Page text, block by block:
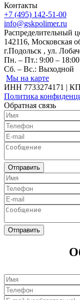
Контакты
+7 (495) 142-51-00
info@gskpolimer.ru
Распределительный
142116, Московская
г.Подольск , ул.
Пн. – Пт.: 9:00 – 18:00
Сб. – Вс.: Выходной
Мы на карте
ИНН 7733274171 |
Политика
Обратная связь
Отправить
Отправить